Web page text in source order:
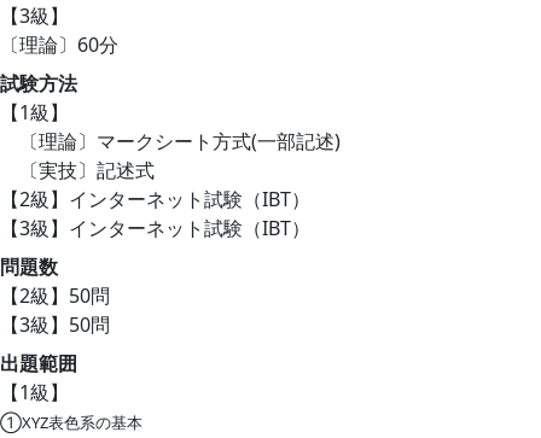
【3級】
〔理論〕60分
試験方法
【1級】
〔理論〕マークシート方式(一部記述)
〔実技〕記述式
【2級】インターネット試験（IBT）
【3級】インターネット試験（IBT）
問題数
【2級】50問
【3級】50問
出題範囲
【1級】
①XYZ表色系の基本